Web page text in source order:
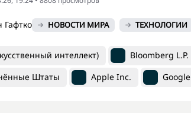
Гафтко НОВОСТИ МИРА ТЕХНОЛОГИИ
интеллект) Bloomberg L.P.
Штаты
Apple Inc. Google